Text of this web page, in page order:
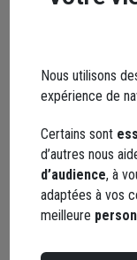
Nous utilisons
expérience de
Certains sont
d’autres nous
d’audience, à
adaptées à vos
meilleure